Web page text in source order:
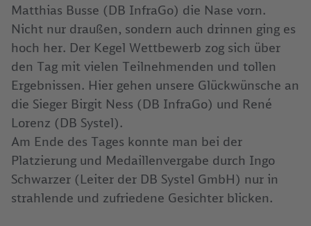
Matthias Busse (DB InfraGo) die Nase vorn.
Nicht nur draußen, sondern auch drinnen ging es
hoch her. Der Kegel Wettbewerb zog sich über
den Tag mit vielen Teilnehmenden und tollen
Ergebnissen. Hier gehen unsere Glückwünsche an
die Sieger Birgit Ness (DB InfraGo) und René
Lorenz (DB Systel).
Am Ende des Tages konnte man bei der
Platzierung und Medaillenvergabe durch Ingo
Schwarzer (Leiter der DB Systel GmbH) nur in
strahlende und zufriedene Gesichter blicken.